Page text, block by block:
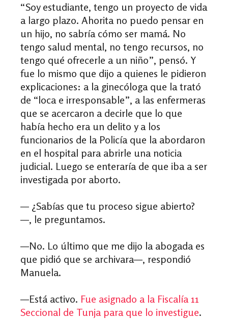
“Soy estudiante, tengo un proyecto de vida
a largo plazo. Ahorita no puedo pensar en
un hijo, no sabría cómo ser mamá. No
tengo salud mental, no tengo recursos, no
tengo qué ofrecerle a un niño”, pensó. Y
fue lo mismo que dijo a quienes le pidieron
explicaciones: a la ginecóloga que la trató
de “loca e irresponsable”, a las enfermeras
que se acercaron a decirle que lo que
había hecho era un delito y a los
funcionarios de la Policía que la abordaron
en el hospital para abrirle una noticia
judicial. Luego se enteraría de que iba a ser
investigada por aborto.
— ¿Sabías que tu proceso sigue abierto?
—, le preguntamos.
—No. Lo último que me dijo la abogada es
que pidió que se archivara—, respondió
Manuela.
—Está activo. Fue asignado a la Fiscalía 11
Seccional de Tunja para que lo investigue.